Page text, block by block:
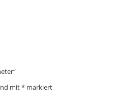
mit* markiert